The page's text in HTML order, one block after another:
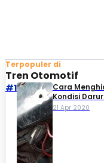
Terpopuler di
Tren Otomotif
#1
Cara
Kondisi
21 Apr 2020